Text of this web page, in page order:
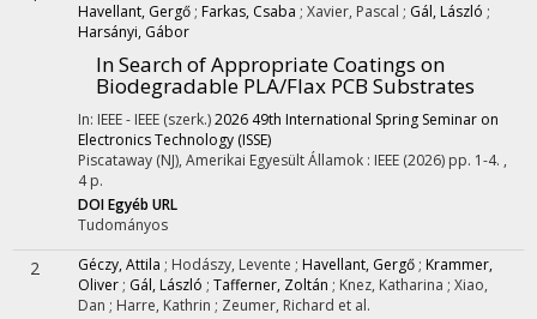
Havellant, Gergő ; Farkas, Csaba ; Xavier, Pascal ; Gál, László ;
Harsányi, Gábor
In Search of Appropriate Coatings on
Biodegradable PLA/Flax PCB Substrates
In: IEEE - IEEE (szerk.)2026 49th International Spring Seminar on
Electronics Technology (ISSE)
Piscataway (NJ), Amerikai Egyesült Államok : IEEE (2026) pp. 1-4. ,
4 p.
DOIEgyéb URL
Tudományos
2 Géczy, Attila ; Hodászy, Levente ; Havellant, Gergő ; Krammer,
Oliver ; Gál, László ; Tafferner, Zoltán ; Knez, Katharina ; Xiao,
Dan ; Harre, Kathrin ; Zeumer, Richard et al.